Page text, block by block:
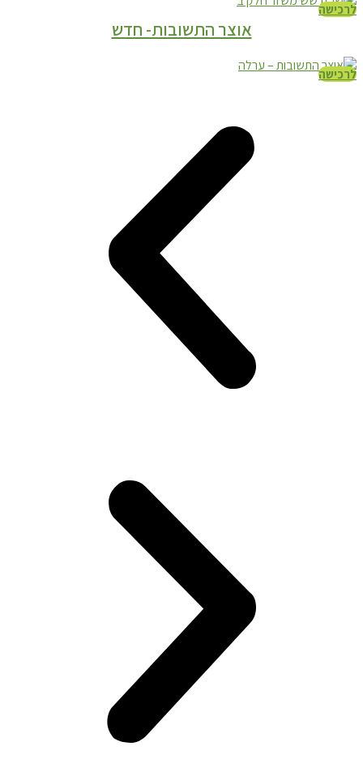
לרכישה
אוצר התשובות- חדש
לרכישה